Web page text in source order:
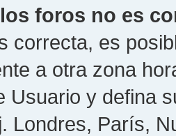
los foros no es
correcta, es
a otra zona
Usuario y defina
Londres, París,